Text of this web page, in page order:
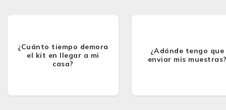
¿Cuánto tiempo demora
el kit en llegar a mi
casa?
¿Adónde tengo que
enviar mis